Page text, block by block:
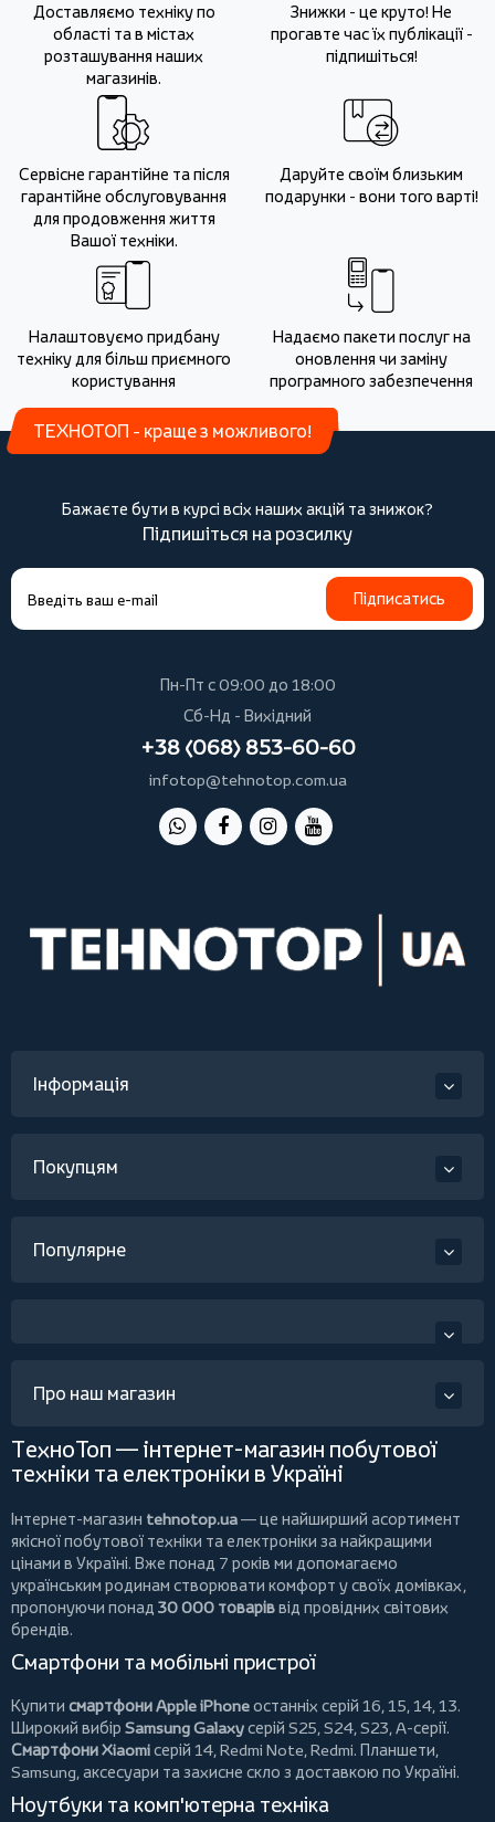
Доставляємо техніку по
області та в містах
розташування наших
магазинів.
Знижки - це круто! Не
прогавте час їх публікації -
підпишіться!
Сервісне гарантійне та після
гарантійне обслуговування
для продовження життя
Вашої техніки.
Даруйте своїм близьким
подарунки - вони того варті!
Налаштовуємо придбану
техніку для більш приємного
користування
Надаємо пакети послуг на
оновлення чи заміну
програмного забезпечення
ТЕХНОТОП - краще з можливого!
Бажаєте бути в курсі всіх наших акцій та знижок?
Підпишіться на розсилку
Підписатись
Пн-Пт с 09:00 до 18:00
Сб-Нд - Вихідний
+38 (068) 853-60-60
infotop@tehnotop.com.ua
Інформація
Покупцям
Популярне
Про наш магазин
ТехноТоп — інтернет-магазин побутової
техніки та електроніки в Україні
Інтернет-магазин tehnotop.ua— це найширший асортимент
якісної побутової техніки та електроніки за найкращими
цінами в Україні. Вже понад 7 років ми допомагаємо
українським родинам створювати комфорт у своїх домівках,
пропонуючи понад 30 000 товаріввід провідних світових
брендів.
Смартфони та мобільні пристрої
Купити смартфони Apple iPhoneостанніх серій 16, 15, 14, 13.
Широкий вибір Samsung Galaxyсерій S25, S24, S23, A-серії.
Смартфони Xiaomiсерій 14, Redmi Note, Redmi. Планшети,
Samsung, аксесуари тазахисне скло з доставкою по Україні.
Ноутбуки та комп'ютерна техніка